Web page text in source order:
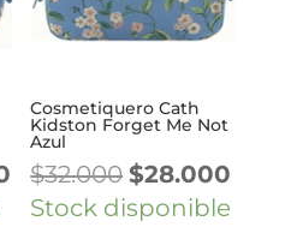
El
precio
Cosmetiquero Cath
Kidston Forget Me Not
Azul
$32.000 El
precio
$28.000
Stock disponible